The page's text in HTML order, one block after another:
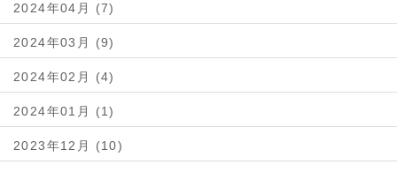
2024年04月 (7)
2024年03月 (9)
2024年02月 (4)
2024年01月 (1)
2023年12月 (10)